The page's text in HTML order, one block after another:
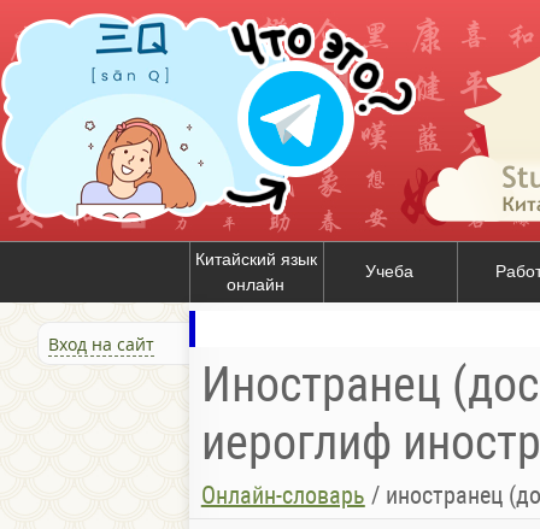
Китайский язык
онлайн
Учеба
Вход на сайт
Иностранец
иероглиф
Онлайн-словарь / иностранец